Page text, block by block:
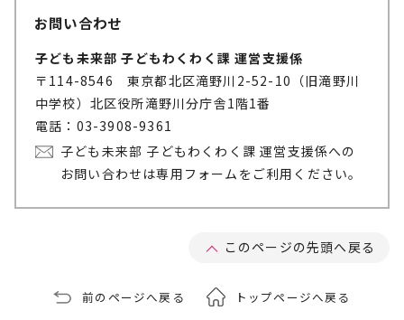
お問い合わせ
子ども未来部 子どもわくわく課 運営支援係
〒114-8546 東京都北区滝野川2-52-10（旧滝野川
中学校）北区役所滝野川分庁舎1階1番
電話：03-3908-9361
子ども未来部 子どもわくわく課 運営支援係への
お問い合わせは専用フォームをご利用ください。
このページの先頭へ戻る
前のページへ戻る トップページへ戻る